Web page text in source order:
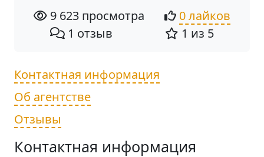
9 623 просмотра
0 лайков
1 отзыв
1 из 5
Контактная информация
Об агентстве
Отзывы
Контактная информация